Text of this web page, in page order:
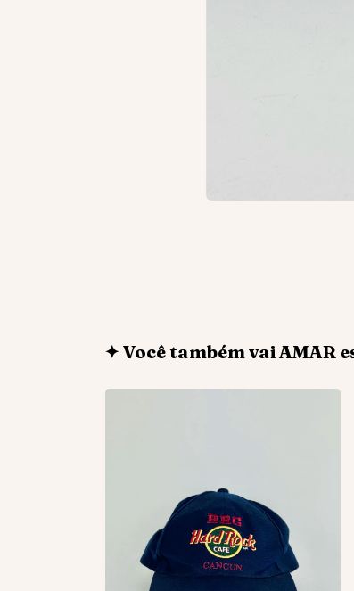
✦ Você também vai AMAR